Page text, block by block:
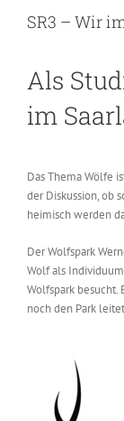
SR3 – Wir
Als
im
Das Thema Wölfe
der Diskussion, ob
heimisch werden
Der Wolfspark
Wolf als
Wolfspark besucht.
noch den Park